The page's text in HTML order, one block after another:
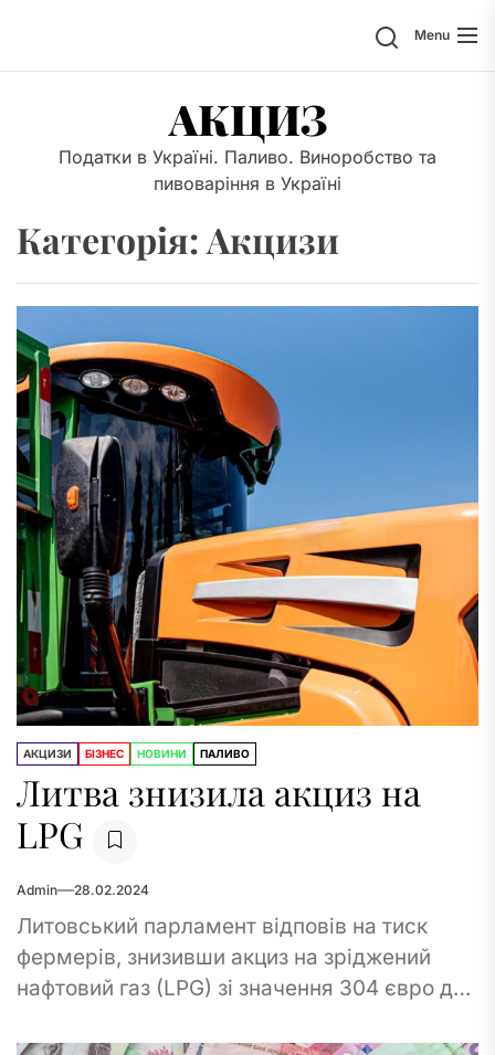
the
SearchMenu
АКЦИЗ
Податки в Україні. Паливо. Виноробство та
пивоваріння в Україні
Категорія:Акцизи
АКЦИЗИ БІЗНЕС НОВИНИ ПАЛИВО
Литва знизила акциз на
LPG
Admin 28.02.2024
Литовський парламент відповів на тиск
фермерів, знизивши акциз на зріджений
нафтовий газ (LPG) зі значення 304 євро до